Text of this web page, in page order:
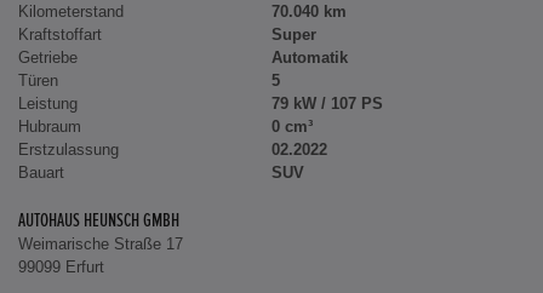
Kilometerstand
70.040 km
Kraftstoffart
Super
Getriebe
Automatik
Türen
5
Leistung
79 kW / 107 PS
Hubraum
0 cm³
Erstzulassung
02.2022
Bauart
SUV
AUTOHAUS HEUNSCH GMBH
Weimarische Straße 17
99099 Erfurt